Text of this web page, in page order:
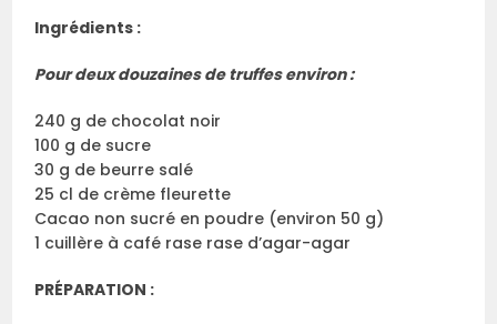
Ingrédients :
Pour deux douzaines de truffes environ :
240 g de chocolat noir
100 g de sucre
30 g de beurre salé
25 cl de crème fleurette
Cacao non sucré en poudre (environ 50 g)
1 cuillère à café rase rase d’agar-agar
PRÉPARATION :